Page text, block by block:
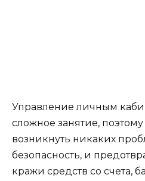
Управление личным
сложное занятие,
возникнуть никаких
безопасность, и
кражи средств со счета,